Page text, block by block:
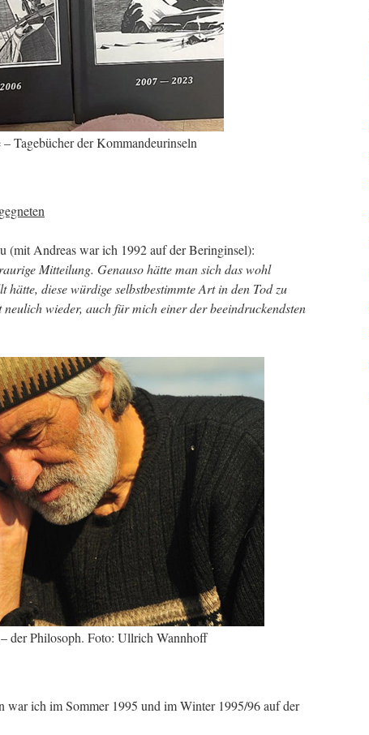
– Tagebücher der Kommandeurinseln
(mit Andreas war ich 1992 auf der Beringinsel):
Mitteilung. Genauso hätte man sich das wohl
hätte, diese würdige selbstbestimmte Art in den Tod zu
neulich wieder, auch für mich einer der beeindruckendsten
der Philosoph. Foto: Ullrich Wannhoff
war ich im Sommer 1995 und im Winter 1995/96 auf der